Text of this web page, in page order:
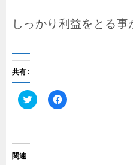
しっかり利益をとる事
共有:
ク
し
て
T
F
関連